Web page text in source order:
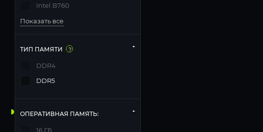
Intel B760
Показать все
ТИП ПАМЯТИ ?
DDR4
DDR5
ОПЕРАТИВНАЯ ПАМЯТЬ:
16 ГБ